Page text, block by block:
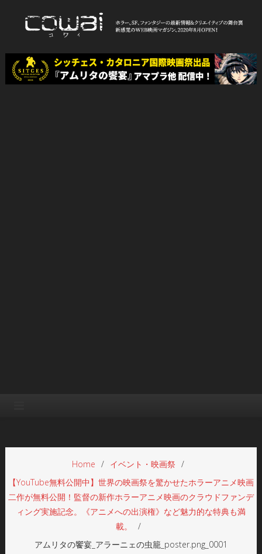
WEB映画マガジン「cowai コ
ワイ」
Home
イベント・映画祭
【YouTube無料公開中】世界の映画祭を驚かせたホラーアニメ映画
二作が無料公開！監督の新作ホラーアニメ映画のクラウドファンデ
ィング実施記念。《アニメへの出演権》など魅力的な特典も満
載。
アムリタの饗宴_アラーニェの虫籠_poster.png_0001